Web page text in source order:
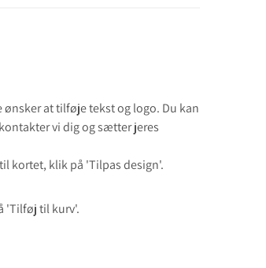
BLÅ OG HVID BAGGRUND
BLÅ OG HVID BAGGRUND
at tilføje tekst og logo. Du kan
vi dig og sætter jeres
kortet, klik på 'Tilpas design'.
'Tilføj til kurv'.